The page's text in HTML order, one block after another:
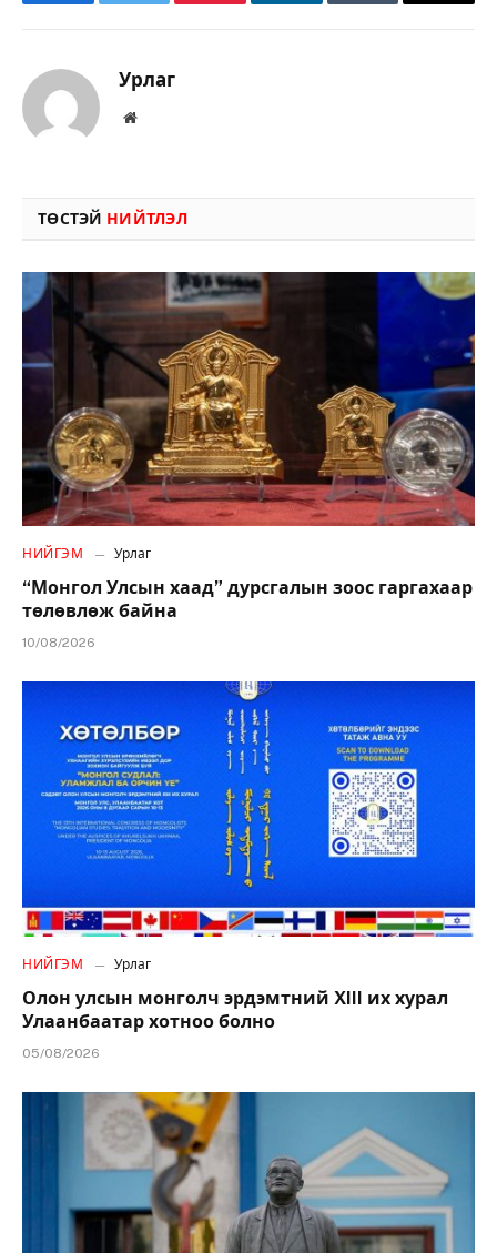
Урлаг
Вэбсайт
ТӨСТЭЙ НИЙТЛЭЛ
НИЙГЭМ Урлаг
“Монгол Улсын хаад” дурсгалын зоос гаргахаар
төлөвлөж байна
10/08/2026
НИЙГЭМ Урлаг
Олон улсын монголч эрдэмтний XIII их хурал
Улаанбаатар хотноо болно
05/08/2026